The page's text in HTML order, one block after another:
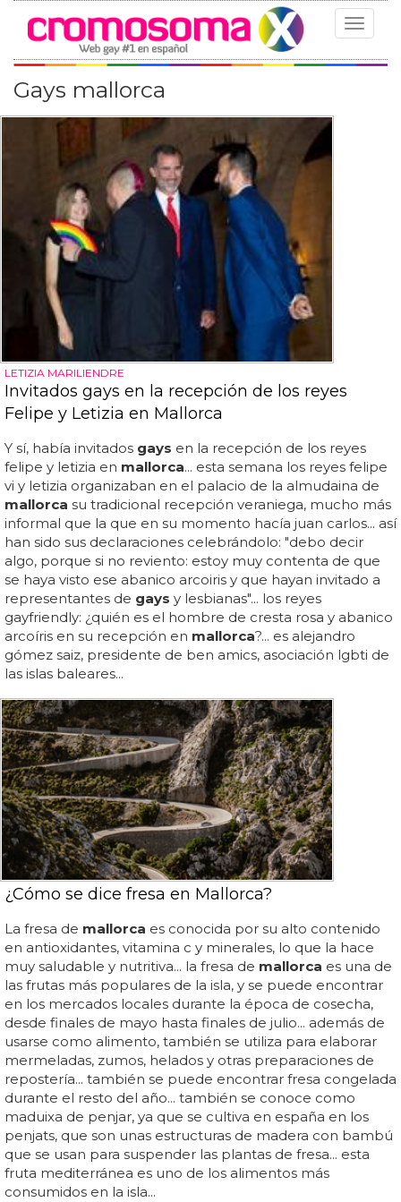
Toggle
Gays mallorca
LETIZIA MARILIENDRE
Invitados gays en la recepción de los reyes
Felipe y Letizia en Mallorca
Y sí, había invitados gays en la recepción de los reyes
felipe y letizia en mallorca... esta semana los reyes felipe
vi y letizia organizaban en el palacio de la almudaina de
mallorca su tradicional recepción veraniega, mucho más
informal que la que en su momento hacía juan carlos... así
han sido sus declaraciones celebrándolo: "debo decir
algo, porque si no reviento: estoy muy contenta de que
se haya visto ese abanico arcoiris y que hayan invitado a
representantes de gays y lesbianas"... los reyes
gayfriendly: ¿quién es el hombre de cresta rosa y abanico
arcoíris en su recepción en mallorca?... es alejandro
gómez saiz, presidente de ben amics, asociación lgbti de
las islas baleares...
¿Cómo se dice fresa en Mallorca?
La fresa de mallorca es conocida por su alto contenido
en antioxidantes, vitamina c y minerales, lo que la hace
muy saludable y nutritiva... la fresa de mallorca es una de
las frutas más populares de la isla, y se puede encontrar
en los mercados locales durante la época de cosecha,
desde finales de mayo hasta finales de julio... además de
usarse como alimento, también se utiliza para elaborar
mermeladas, zumos, helados y otras preparaciones de
repostería... también se puede encontrar fresa congelada
durante el resto del año... también se conoce como
maduixa de penjar, ya que se cultiva en españa en los
penjats, que son unas estructuras de madera con bambú
que se usan para suspender las plantas de fresa... esta
fruta mediterránea es uno de los alimentos más
consumidos en la isla...